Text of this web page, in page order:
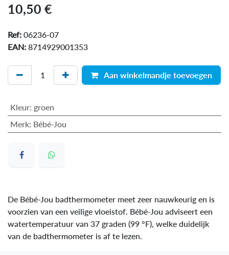
10,50 €
Ref: 06236-07
EAN: 8714929001353
Aan winkelmandje toevoegen
Kleur: groen
Merk: Bébé-Jou
De Bébé-Jou badthermometer meet zeer nauwkeurig en is
voorzien van een veilige vloeistof. Bébé-Jou adviseert een
watertemperatuur van 37 graden (99 °F), welke duidelijk
van de badthermometer is af te lezen.